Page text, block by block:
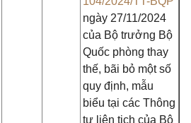
ngày 27/11/2024
của Bộ trưởng Bộ
Quốc phòng thay
thế, bãi bỏ một số
quy định, mẫu
biểu tại các Thông
tư liên tịch của Bộ